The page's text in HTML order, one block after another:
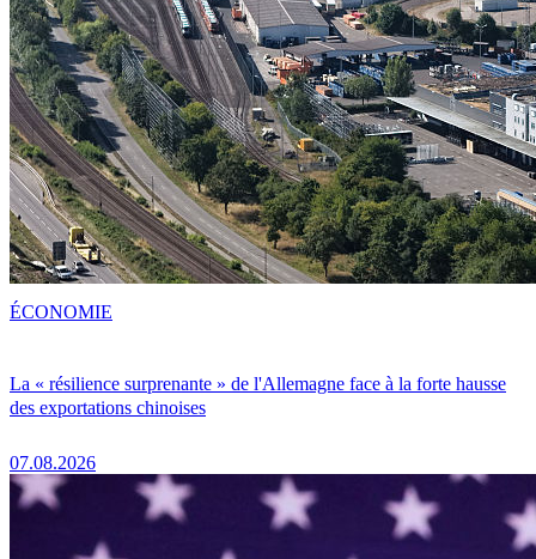
La « résilience surprenante » de l'Allemagne face à la forte hausse
des exportations chinoises
07.08.2026
ÉCONOMIE